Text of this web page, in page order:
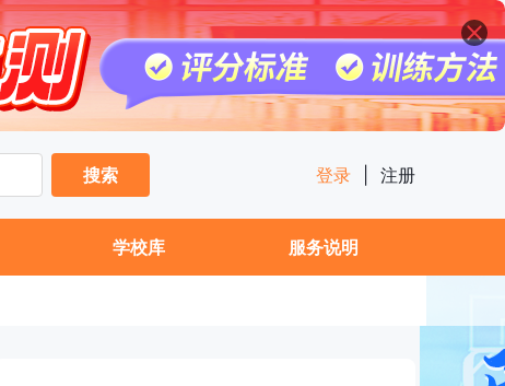
搜索
登录 注册
学校库 服务说明